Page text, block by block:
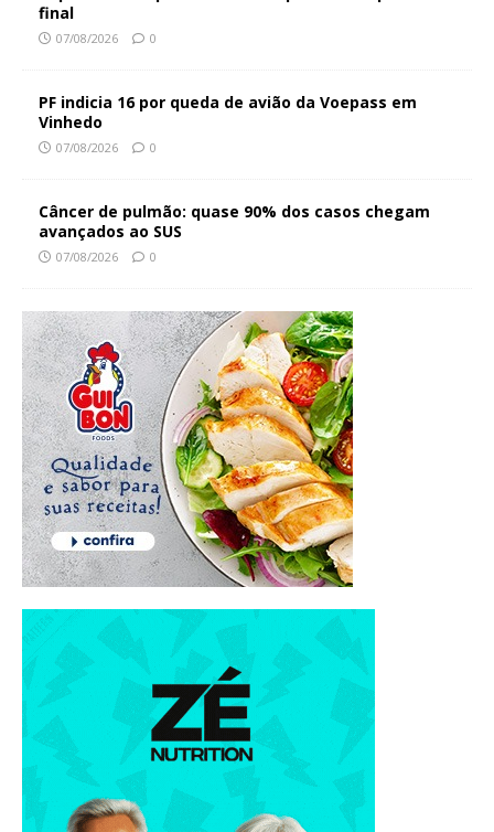
final
07/08/2026 0
PF indicia 16 por queda de avião da Voepass em
Vinhedo
07/08/2026 0
Câncer de pulmão: quase 90% dos casos chegam
avançados ao SUS
07/08/2026 0